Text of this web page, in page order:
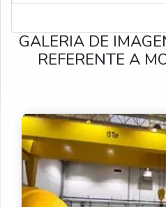
Monovia com talha elétrica
Monovias eletrificadas
Monovia manual
Monovia com talha manual
GALERIA DE
REFERENTE A